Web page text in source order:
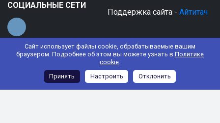
Сайт использует файлы cookie, обрабатываемые вашим
браузером. Подробнее об этом вы можете узнать в Политике
cookie.
Принять
Настроить Отклонить
СОЦИАЛЬНЫЕ СЕТИ
Поддержка сайта - Айтитач
© 2022 АНО ДО "Планета детства "Лада"